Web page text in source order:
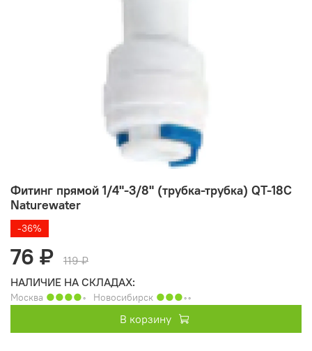
Фитинг прямой 1/4"-3/8" (трубка-трубка) QT-18C
Naturewater
-36%
76 ₽
119 ₽
НАЛИЧИЕ НА СКЛАДАХ:
Москва ●●●●◦ Новосибирск ●●●◦◦
В корзину